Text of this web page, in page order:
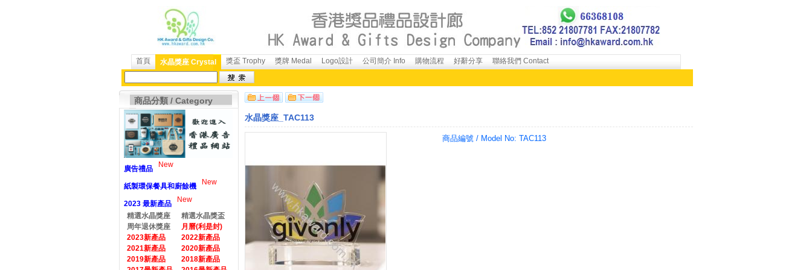
首頁 水晶獎座 Crystal 獎盃 Trophy 獎牌 Medal Logo設計 公司簡介 Info 購物流程 好辭分享 聯絡我們 Contact
商品分類 / Category
廣告禮品 New
紙製環保餐具和廚餘機 New
2023 最新產品
New
精選水晶獎座
精選水晶獎盃
周年退休獎座
月曆(利是封)
2023新產品
2022新產品
2021新產品
2020新產品
2019新產品
2018新產品
水晶獎座_TAC113
商品編號 / Model No: TAC113